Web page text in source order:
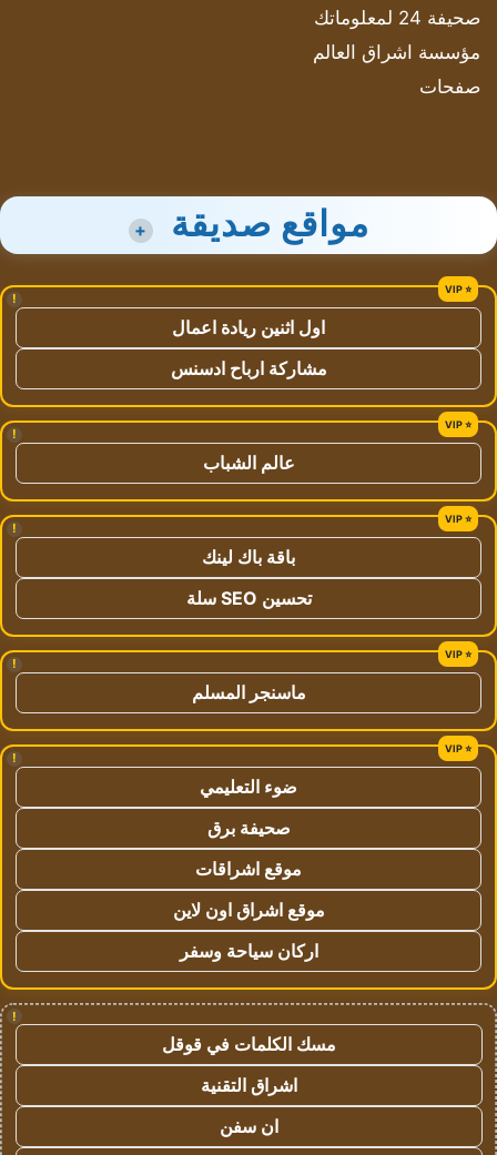
صحيفة 24 لمعلوماتك
مؤسسة اشراق العالم
صفحات
مواقع صديقة +
!
اول اثنين ريادة اعمال
مشاركة ارباح ادسنس
!
عالم الشباب
!
باقة باك لينك
تحسين SEO سلة
!
ماسنجر المسلم
!
ضوء التعليمي
صحيفة برق
موقع اشراقات
موقع اشراق اون لاين
اركان سياحة وسفر
!
مسك الكلمات في قوقل
اشراق التقنية
ان سفن